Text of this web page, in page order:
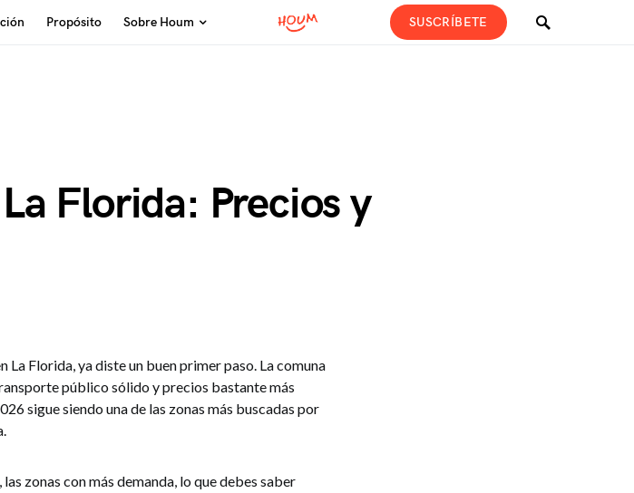
Propósito Sobre Houm SUSCRÍBETE
Florida: Precios y
Florida, ya diste un buen primer paso. La comuna
público sólido y precios bastante más
sigue siendo una de las zonas más buscadas por
zonas con más demanda, lo que debes saber